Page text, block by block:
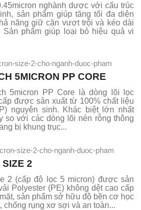
nghành dược với cấu trúc
sản phẩm giúp tăng tối đa diện
năng giữ cặn vượt trội và kéo dài
Sản phẩm giúp loại bỏ hiệu quả vi
size-2-cho-nganh-duoc-pham
5MICRON PP CORE
5micron PP Core là dòng lõi lọc
được sản xuất từ 100% chất liệu
nguyên sinh. Khác biệt lớn nhất
so với các dòng lõi nén rỗng thông
bị khung trục...
size-2-cho-nganh-duoc-pham
2
2 (cấp độ lọc 5 micron) được sản
Polyester (PE) không dệt cao cấp
sản phẩm sở hữu độ bền cơ học
chống rụng xơ sợi và an toàn...